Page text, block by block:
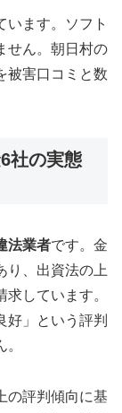
います。ソフト
せん。朝日村の
被害口コミと数
社の実態
法業者です。金
り、出資法の上
しています。
好」という評判
の評判傾向に基